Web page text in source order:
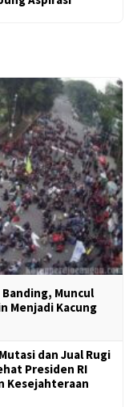
Banding, Muncul
Menjadi Kacung
dan Jual Rugi
Presiden RI
Kesejahteraan